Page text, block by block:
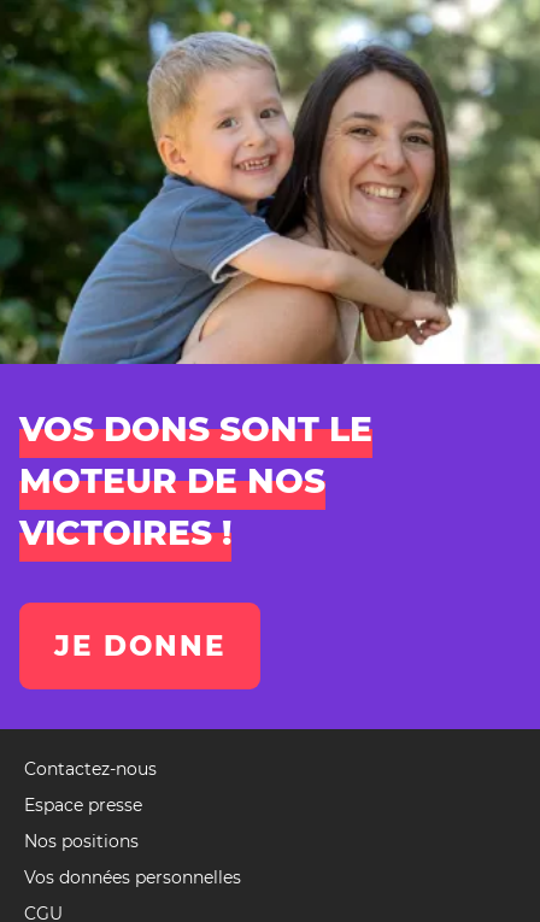
VOS DONS SONT LE
MOTEUR DE NOS
VICTOIRES !
JE DONNE
Pied
de
page
(Event)
Contactez-nous
Espace presse
Nos positions
Vos données personnelles
CGU